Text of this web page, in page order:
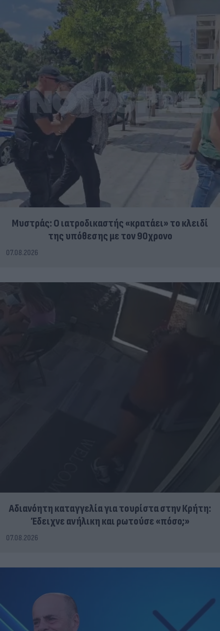
Μυστράς: Ο ιατροδικαστής «κρατάει» το κλειδί
της υπόθεσης με τον 90χρονο
07.08.2026
Αδιανόητη καταγγελία για τουρίστα στην Κρήτη:
Έδειχνε ανήλικη και ρωτούσε «πόσο;»
07.08.2026